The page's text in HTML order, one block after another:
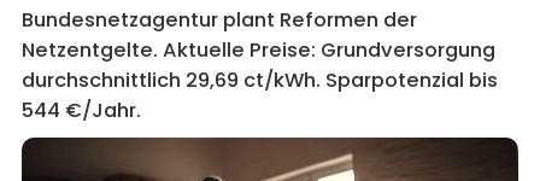
Bundesnetzagentur plant Reformen der
Netzentgelte. Aktuelle Preise: Grundversorgung
durchschnittlich 29,69 ct/kWh. Sparpotenzial bis
544 €/Jahr.